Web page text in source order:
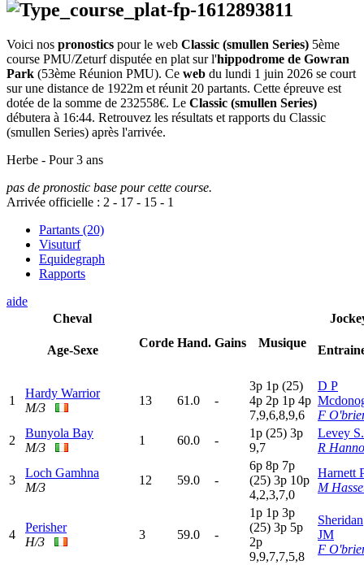
Voici nos pronostics pour le web Classic (smullen Series) 5ème
course PMU/Zeturf disputée en plat sur l'hippodrome de Gowran
Park (53ème Réunion PMU). Ce web du lundi 1 juin 2026 se court
sur une distance de 1922m et réunit 20 partants. Cette épreuve est
dotée de la somme de 232558€. Le Classic (smullen Series)
débutera à 16:44. Retrouvez les résultats et rapports du Classic
(smullen Series) après l'arrivée.
Herbe - Pour 3 ans
pas de pronostic base pour cette course.
Arrivée officielle : 2 - 17 - 15 - 1
Partants (20)
Visuturf
Equidegraph
Rapports
aide
Cheval
Age-Sexe
Corde Hand. Gains Musique
1
Hardy Warrior
M/3
13 61.0 -
3p 1p (25)
4p 2p 1p 4p
7,9,6,8,9,6
D P
F
2
Bunyola Bay
M/3
1 60.0 -
1p (25) 3p
9,7
Levey
R
3
Loch Gamhna
M/3
12 59.0 -
6p 8p 7p
(25) 3p 10p
4,2,3,7,0
Harnett
M
4
Perisher
H/3
3 59.0 -
1p 1p 3p
(25) 3p 5p
2p
9,9,7,7,5,8
Sheridan
JM
F